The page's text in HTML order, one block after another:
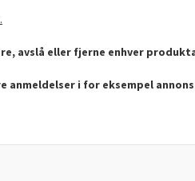
avslå eller fjerne enhver
i for eksempel